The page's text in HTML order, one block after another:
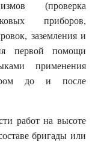
(проверка
приборов,
заземления и
первой помощи
применения
до и после
работ на высоте
бригады или